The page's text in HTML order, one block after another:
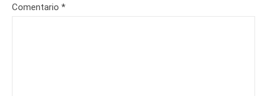
Comentario *